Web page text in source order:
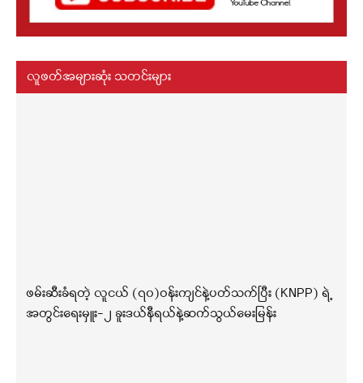
လူဖတ်အများဆုံး သတင်းများ
ဖမ်းဆီးခံရတဲ့ လူငယ် (၇၀)ဝန်းကျင်နဲ့ပတ်သက်ပြီး (KNPP) ရဲ့
အတွင်းရေးမှူး-၂ ခူးဒယ်နီရယ်နဲ့ဆက်သွယ်မေးမြန်း